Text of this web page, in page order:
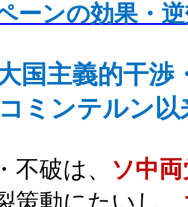
ーンの効果・
国主義的干渉
ミンテルン
破は、 ソ中